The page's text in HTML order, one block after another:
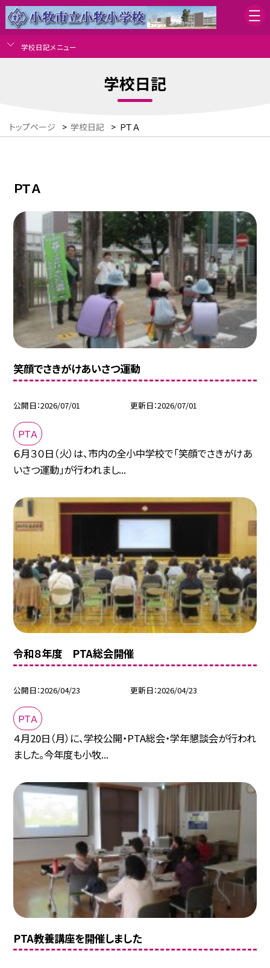
学校日記メニュー
学校日記
トップページ > 学校日記 > ＰＴＡ
ＰＴＡ
笑顔でさきがけあいさつ運動
公開日 2026/07/01 更新日 2026/07/01
ＰＴＡ
６月３０日（火）は、市内の全小中学校で「笑顔でさきがけあ
いさつ運動」が行われまし...
令和８年度 PTA総会開催
公開日 2026/04/23 更新日 2026/04/23
ＰＴＡ
４月20日（月）に、学校公開・PTA総会・学年懇談会が行われ
ました。今年度も小牧...
PTA教養講座を開催しました